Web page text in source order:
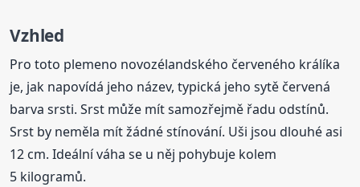
Vzhled
Pro toto plemeno novozélandského červeného králíka
je, jak napovídá jeho název, typická jeho sytě červená
barva srsti. Srst může mít samozřejmě řadu odstínů.
Srst by neměla mít žádné stínování. Uši jsou dlouhé asi
12 cm. Ideální váha se u něj pohybuje kolem
5 kilogramů.